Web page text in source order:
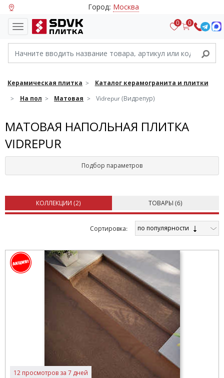
Город: Москва
0 0
Керамическая плитка
Каталог керамогранита и плитки
На пол
Матовая Vidrepur (Видрепур)
МАТОВАЯ НАПОЛЬНАЯ ПЛИТКА
VIDREPUR
Подбор параметров
КОЛЛЕКЦИИ (2) ТОВАРЫ (6)
Cортировка: по популярности
12 просмотров за 7 дней